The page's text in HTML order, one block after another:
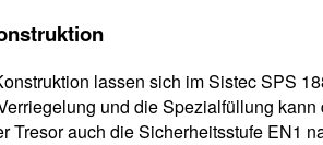
lassen sich im Sistec SPS
und die Spezialfüllung
Tresor auch die Sicherheitsstufe EN1